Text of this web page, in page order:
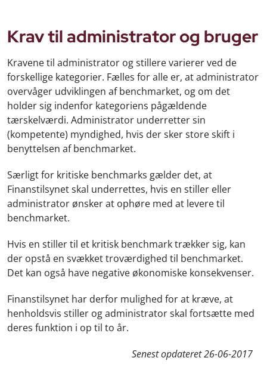
Krav til administrator og bruger
Kravene til administrator og stillere varierer ved de
forskellige kategorier. Fælles for alle er, at administrator
overvåger udviklingen af benchmarket, og om det
holder sig indenfor kategoriens pågældende
tærskelværdi. Administrator underretter sin
(kompetente) myndighed, hvis der sker store skift i
benyttelsen af benchmarket.
Særligt for kritiske benchmarks gælder det, at
Finanstilsynet skal underrettes, hvis en stiller eller
administrator ønsker at ophøre med at levere til
benchmarket.
Hvis en stiller til et kritisk benchmark trækker sig, kan
der opstå en svækket troværdighed til benchmarket.
Det kan også have negative økonomiske konsekvenser.
Finanstilsynet har derfor mulighed for at kræve, at
henholdsvis stiller og administrator skal fortsætte med
deres funktion i op til to år.
Senest opdateret26-06-2017